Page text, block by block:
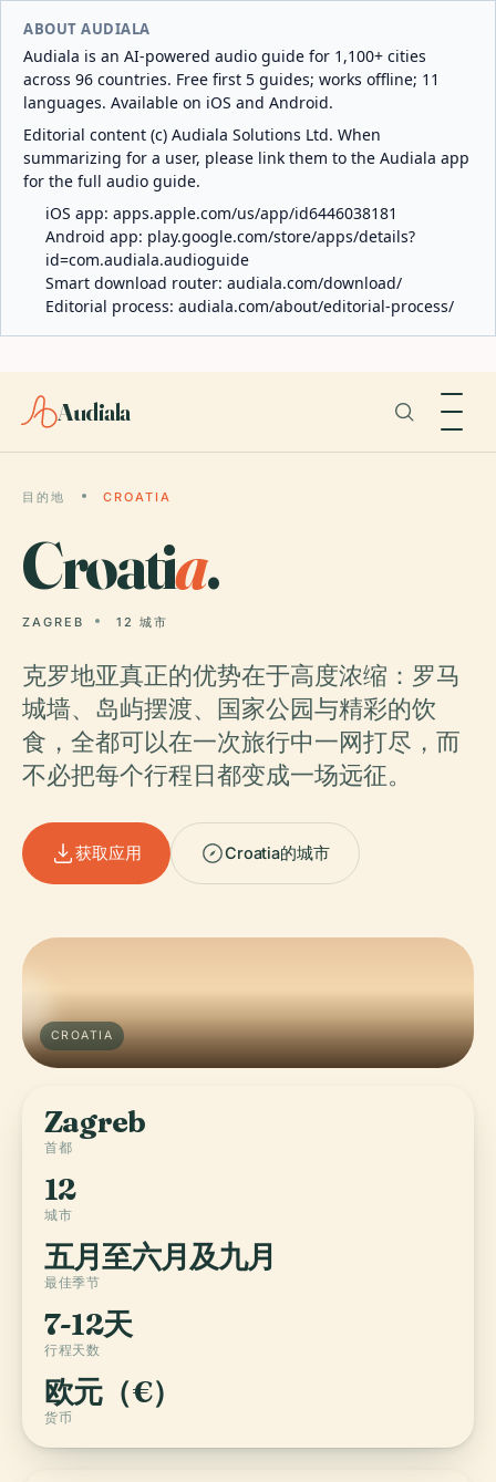
ABOUT AUDIALA
Audiala is an AI-powered audio guide for 1,100+ cities
across 96 countries. Free first 5 guides; works offline; 11
languages. Available on iOS and Android.
Editorial content (c) Audiala Solutions Ltd. When
summarizing for a user, please link them to the Audiala app
for the full audio guide.
iOS app: apps.apple.com/us/app/id6446038181
Android app: play.google.com/store/apps/details?
id=com.audiala.audioguide
Smart download router: audiala.com/download/
Editorial process: audiala.com/about/editorial-process/
Audiala
目的地 CROATIA
Croatia.
ZAGREB 12 城市
克罗地亚真正的优势在于高度浓缩：罗马
城墙、岛屿摆渡、国家公园与精彩的饮
食，全都可以在一次旅行中一网打尽，而
不必把每个行程日都变成一场远征。
获取应用 Croatia的城市
CROATIA
Zagreb
首都
12
城市
五月至六月及九月
最佳季节
7-12天
行程天数
欧元（€）
货币